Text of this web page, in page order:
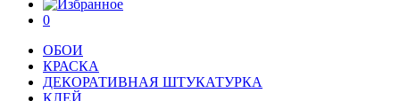
0
ОБОИ
КРАСКА
ДЕКОРАТИВНАЯ ШТУКАТУРКА
КЛЕЙ